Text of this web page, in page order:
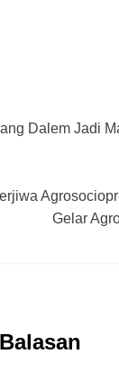
Dalem Jadi
Gelar